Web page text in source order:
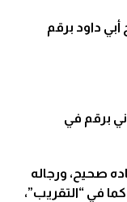
داود برقم
الألباني برقم في
صحيح، ورجاله
في “التقريب”،